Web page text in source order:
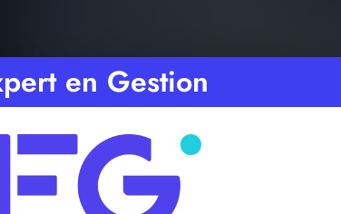
en Gestion